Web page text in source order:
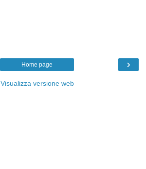
›
Home page
Visualizza versione web